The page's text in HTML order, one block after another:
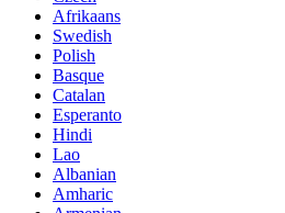
Afrikaans
Swedish
Polish
Basque
Catalan
Esperanto
Hindi
Lao
Albanian
Amharic